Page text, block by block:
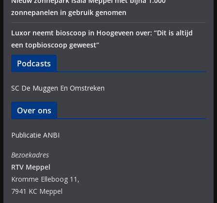
zonnepanelen in gebruik genomen
Luxor neemt bioscoop in Hoogeveen over: “Dit is altijd
een topbioscoop geweest”
Podcasts
SC De Muggen En Omstreken
Over ons
Publicatie ANBI
Bezoekadres
RTV Meppel
Kromme Elleboog 11,
7941 KC Meppel